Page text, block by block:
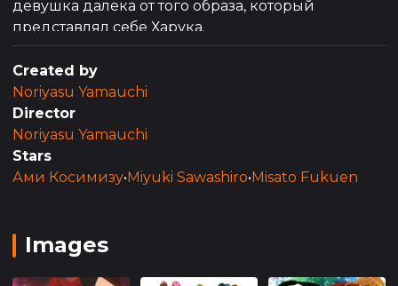
девушка далека от того образа, который
представлял себе Харука.
Created by
Noriyasu Yamauchi
Director
Noriyasu Yamauchi
Stars
Ами Косимизу• Miyuki Sawashiro• Misato Fukuen
Images